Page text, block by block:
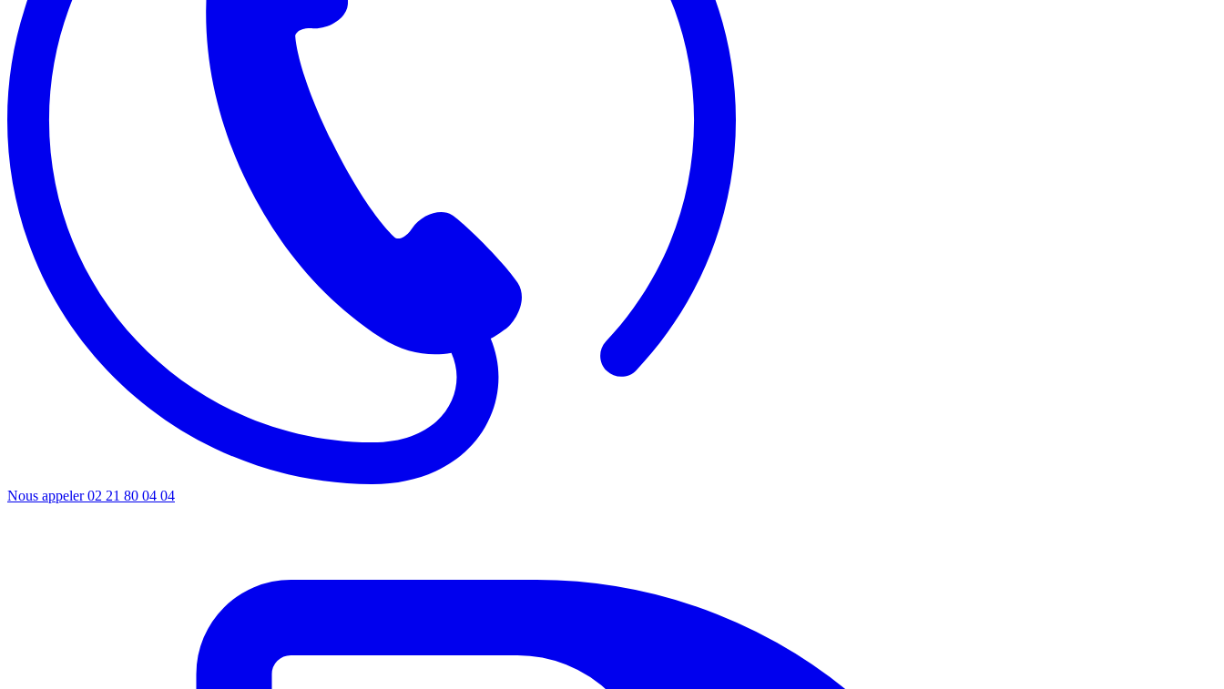
Nous appeler 02 21 80 04 04